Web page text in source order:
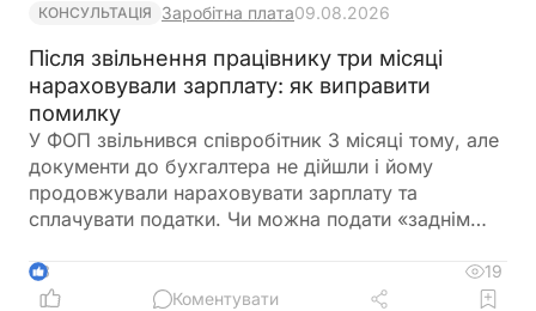
КОНСУЛЬТАЦІЯ Заробітна плата09.08.2026
Після звільнення працівнику три місяці
нараховували зарплату: як виправити
помилку
У ФОП звільнився співробітник 3 місяці тому, але
документи до бухгалтера не дійшли і йому
продовжували нараховувати зарплату та
сплачувати податки. Чи можна подати «заднім
податкову та відкоригувати зарплатну звітність? І
чи повинен він повернути виплачену йому
3
19
Коментувати